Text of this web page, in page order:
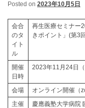
Posted on 2023年10月5日
会合
のタ
イト
ル
再生医療セミナー
きポイント」(第3
開催
日時
2023年11月24日
会場
オンライン開催（
主催
慶應義塾大学病院